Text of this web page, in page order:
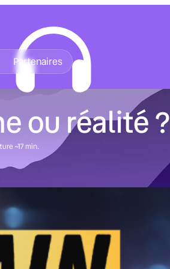
Partenaires
ou réalité ?
~17 min.